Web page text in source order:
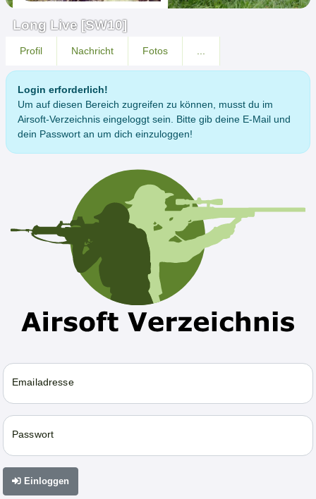
Long Live [SW10]
Profil Nachricht Fotos
Login erforderlich!
Um auf diesen Bereich zugreifen zu können, musst du im
Airsoft-Verzeichnis eingeloggt sein. Bitte gib deine E-Mail und
dein Passwort an um dich einzuloggen!
Emailadresse
Passwort
Einloggen